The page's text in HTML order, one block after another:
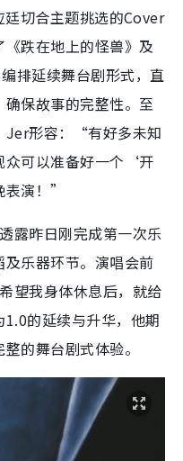
切合主题挑选的Cover
跌在地上的怪兽》及
排延续舞台剧形式，直
保故事的完整性。至
Jer形容：“有好多未知
众可以准备好一个‘开
演！”
露昨日刚完成第一次乐
乐器环节。演唱会前
望我身体休息后，就给
的延续与升华，他期
的舞台剧式体验。